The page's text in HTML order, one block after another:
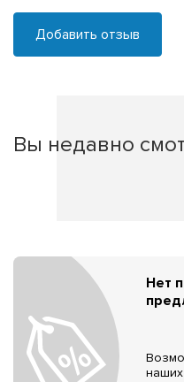
Добавить отзыв
Вы недавно
Нет
наших